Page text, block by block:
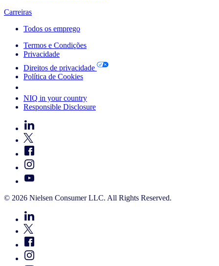
Carreiras
Todos os emprego
Termos e Condições
Privacidade
Direitos de privacidade
Política de Cookies
NIQ in your country
Responsible Disclosure
© 2026 Nielsen Consumer LLC. All Rights Reserved.